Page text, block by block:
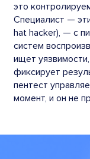
это
Специалист —
hat hacker), — с
систем
ищет
фиксирует
пентест
момент, и он не